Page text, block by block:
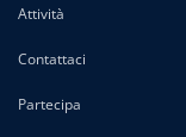
Attività
Contattaci
Partecipa